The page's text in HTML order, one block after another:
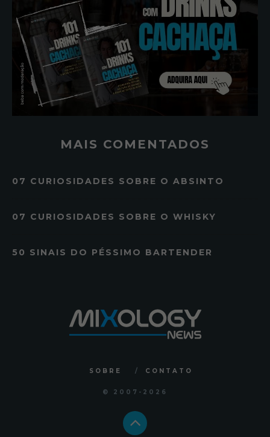
MAIS COMENTADOS
07 CURIOSIDADES SOBRE O ABSINTO
07 CURIOSIDADES SOBRE O WHISKY
50 SINAIS DO PÉSSIMO BARTENDER
SOBRE CONTATO
© 2007 -2026